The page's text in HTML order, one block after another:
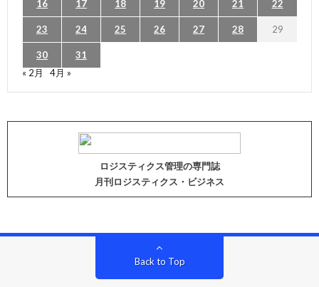
16 17 18 19 20 21 22
23 24 25 26 27 28 29
30
31
« 2月
4月 »
ロジスティクス管理の専門誌
月刊ロジスティクス・ビジネス
Back to Top